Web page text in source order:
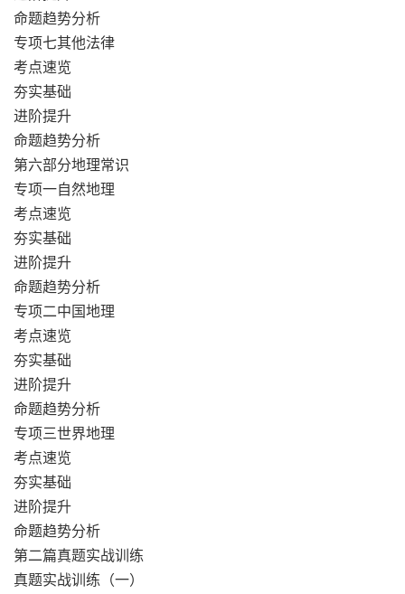
命题趋势分析
专项七其他法律
考点速览
夯实基础
进阶提升
命题趋势分析
第六部分地理常识
专项一自然地理
考点速览
夯实基础
进阶提升
命题趋势分析
专项二中国地理
考点速览
夯实基础
进阶提升
命题趋势分析
专项三世界地理
考点速览
夯实基础
进阶提升
命题趋势分析
第二篇真题实战训练
真题实战训练（一）